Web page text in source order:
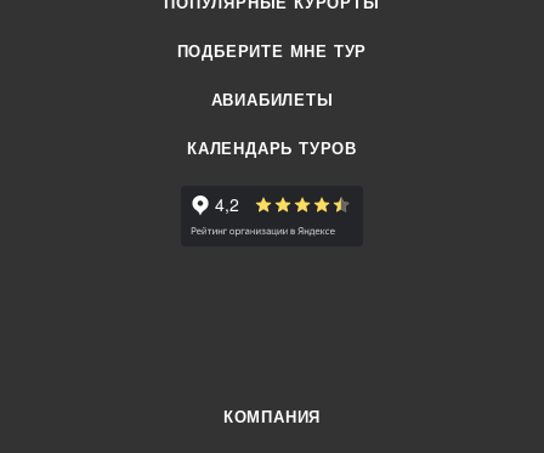
ПОДБЕРИТЕ МНЕ ТУР
АВИАБИЛЕТЫ
КАЛЕНДАРЬ ТУРОВ
КОМПАНИЯ